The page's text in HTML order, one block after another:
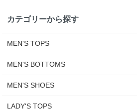
カテゴリーから探す
MEN'S TOPS
MEN'S BOTTOMS
MEN'S SHOES
LADY'S TOPS